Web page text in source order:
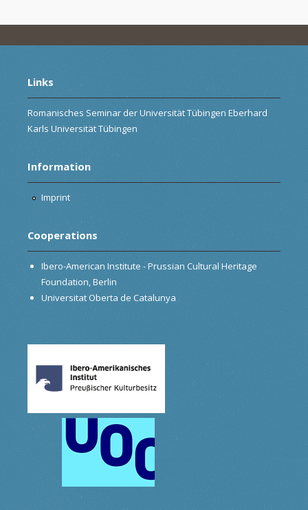
Links
Romanisches Seminar der Universität Tübingen Eberhard
Karls Universität Tübingen
Information
Imprint
Cooperations
Ibero-American Institute - Prussian Cultural Heritage
Foundation, Berlin
Universitat Oberta de Catalunya